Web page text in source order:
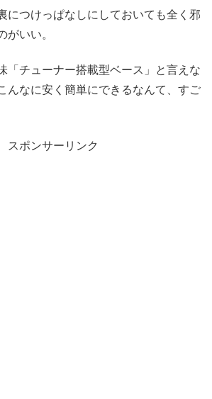
につけっぱなしにしておいても全く邪
がいい。
「チューナー搭載型ベース」と言えな
んなに安く簡単にできるなんて、すご
スポンサーリンク